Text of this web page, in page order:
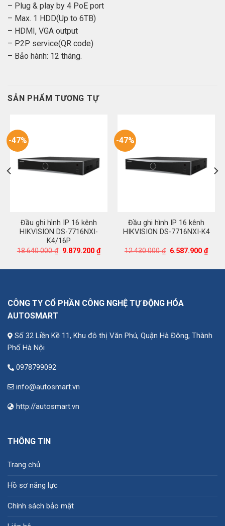
– Plug & play by 4 PoE port
– Max. 1 HDD(Up to 6TB)
– HDMI, VGA output
– P2P service(QR code)
– Bảo hành: 12 tháng.
SẢN PHẨM TƯƠNG TỰ
-47%
Đầu ghi hình IP 16 kênh
HIKVISION DS-7716NXI-
K4/16P
18.640.000₫ Giá
18.640.000 ₫.
9.879.200₫Giá
hiện
là:
-47%
Đầu ghi hình IP 16 kênh
HIKVISION DS-7716NXI-K4
12.430.000₫ Giá
12.430.000 ₫.
6.587.900₫Giá
hiện
là:
CÔNG TY CỔ PHẦN CÔNG NGHỆ TỰ ĐỘNG HÓA
AUTOSMART
Số 32 Liền Kề 11, Khu đô thị Văn Phú, Quận Hà Đông, Thành
Phố Hà Nội
0978799092
info@autosmart.vn
http://autosmart.vn
THÔNG TIN
Trang chủ
Hồ sơ năng lực
Chính sách bảo mật